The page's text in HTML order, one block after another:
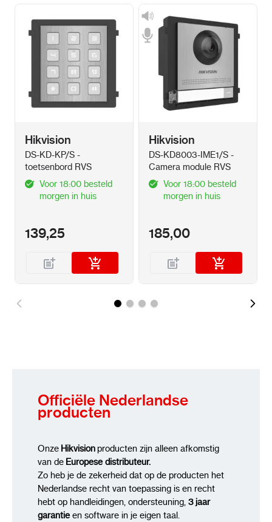
Hikvision
DS-KD-KP/S -
toetsenbord RVS
Voor 18:00 besteld
morgen in huis
139,25
Hikvision
DS-KD8003-IME1/S -
Camera module RVS
Voor 18:00 besteld
morgen in huis
185,00
Officiële Nederlandse
producten
Onze Hikvisionproducten zijn alleen afkomstig
van de Europese distributeur.
Zo heb je de zekerheid dat op de producten het
Nederlandse recht van toepassing is en recht
hebt op handleidingen, ondersteuning, 3 jaar
garantieen software in je eigen taal.